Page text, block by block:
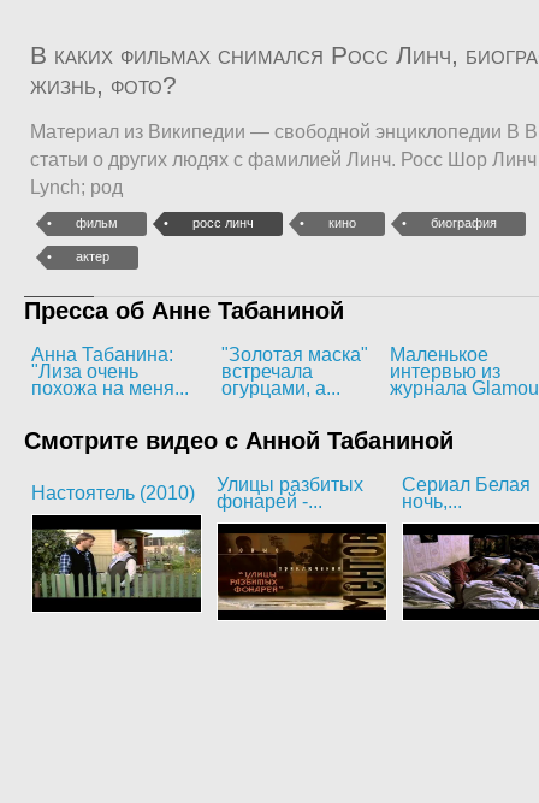
В каких фильмах снимался Росс Линч,
жизнь, фото?
Материал из Википедии — свободной энциклопедии В
статьи о других людях с фамилией Линч. Росс Шор
Lynch; род
фильм росс линч кино биография
актер
Пресса об Анне Табаниной
Анна Табанина:
"Лиза очень
похожа на меня...
"Золотая маска"
встречала
огурцами, а...
Маленькое
интервью из
журнала
Смотрите видео с Анной Табаниной
Настоятель (2010)
Улицы разбитых
фонарей -...
Сериал Белая
ночь,...